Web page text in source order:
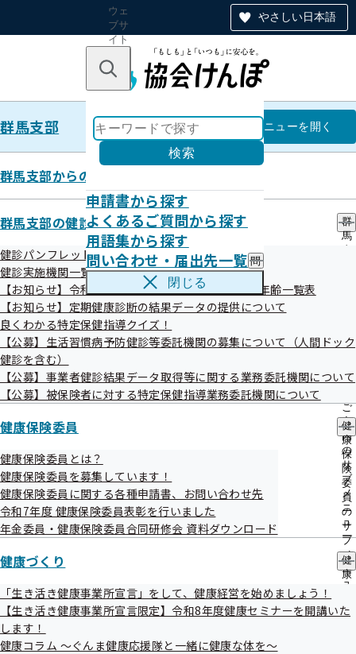
やさしい日本語
ウェ
ブサ
イト
のナ
ン
キーワードで探す
検索
申請書から探す
よくあるご質問から探す
用語集から探す
問い合わせ・届出先一覧 問
い
わ
届
先
一
覧
ュ
ー
閉じる
群馬支部 群馬支部
メニューを開く
群馬支部からのお知らせ
群馬支部の健診・保健指導のご案内
群
馬
保
健
導
ご
案
内
の
サ
ブ
メ
ニ
ュ
ー
健診パンフレット等
健診実施機関一覧等
【お知らせ】令和8年度生活習慣病予防健診対象者年齢一覧表
【お知らせ】定期健康診断の結果データの提供について
良くわかる特定保健指導クイズ！
【公募】生活習慣病予防健診等委託機関の募集について（人間ドック
健診を含む）
【公募】事業者健診結果データ取得等に関する業務委託機関について
【公募】被保険者に対する特定保健指導業務委託機関について
健康保険委員
健
康
保
険
委
員
の
サ
ブ
メ
ニ
ュ
健康保険委員とは？
健康保険委員を募集しています！
健康保険委員に関する各種申請書、お問い合わせ先
令和7年度 健康保険委員表彰を行いました
年金委員・健康保険委員合同研修会 資料ダウンロード
健康づくり
健
康
く
り
「生き活き健康事業所宣言」をして、健康経営を始めましょう！
【生き活き健康事業所宣言限定】令和8年度健康セミナーを開講いた
します！
健康コラム ～ぐんま健康応援隊と一緒に健康な体を～
事業所のみなさまへ 群馬県から
「移住支援金」のお知らせ
令和01年07月04日
群馬県では東京23区から移住し、対象となる法人に就業した
方に移住支援金を支給いたします。
県内の多くの企業のみなさまからの求人を募集しておりま
す。
【法人・個人事業主の皆様へ】マッチングサイトを活用
した人材確保をしませんか！【随時募集】｜群馬県ホー
ムページ
広報